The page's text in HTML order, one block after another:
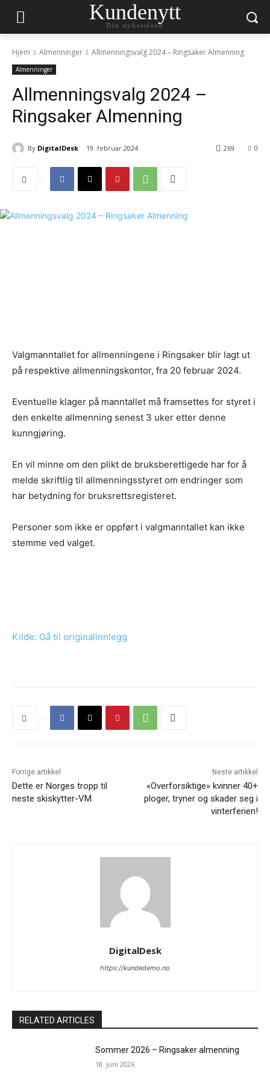
Kundenytt
Din nyhetsfeed
Hjem Almenninger Allmenningsvalg 2024 – Ringsaker Almenning
Almenninger
Allmenningsvalg 2024 –
Ringsaker Almenning
By DigitalDesk 19. februar 2024 0
269
Valgmanntallet for allmenningene i Ringsaker blir lagt ut
på respektive allmenningskontor, fra 20 februar 2024.
Eventuelle klager på manntallet må framsettes for styret i
den enkelte allmenning senest 3 uker etter denne
kunngjøring.
En vil minne om den plikt de bruksberettigede har for å
melde skriftlig til allmenningsstyret om endringer som
har betydning for bruksrettsregisteret.
Personer som ikke er oppført i valgmanntallet kan ikke
stemme ved valget.
Kilde: Gå til originalinnlegg
Forrige artikkel
Dette er Norges tropp til
neste skiskytter-VM
Neste artikkel
«Overforsiktige» kvinner 40+
ploger, tryner og skader seg i
vinterferien!
DigitalDesk
https://kundedemo.no
RELATED ARTICLES
Sommer 2026 – Ringsaker almenning
18. juni 2026